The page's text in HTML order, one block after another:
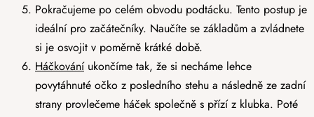
Pokračujeme po celém obvodu podtácku. Tento postup je
ideální pro začátečníky. Naučíte se základům a zvládnete
si je osvojit v poměrně krátké době.
Háčkováníukončíme tak, že si necháme lehce
povytáhnuté očko z posledního stehu a následně ze zadní
strany provlečeme háček společně s přízí z klubka. Poté